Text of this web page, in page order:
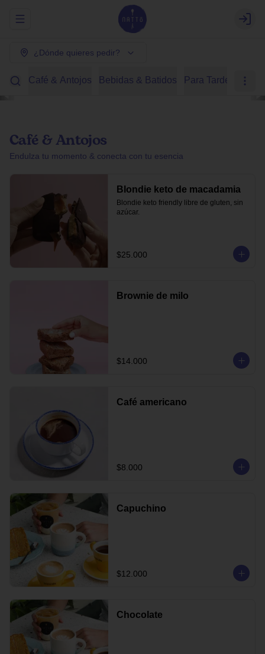
Abrir menu de navegación Login
¿Dónde quieres pedir?
Café & Antojos Bebidas & Batidos Para Tardear
Café & Antojos
Endulza tu momento & conecta con tu esencia
Blondie keto de macadamia
Blondie keto friendly libre de gluten, sin
azúcar.
$25.000
Brownie de milo
$14.000
Café americano
$8.000
Capuchino
$12.000
Chocolate